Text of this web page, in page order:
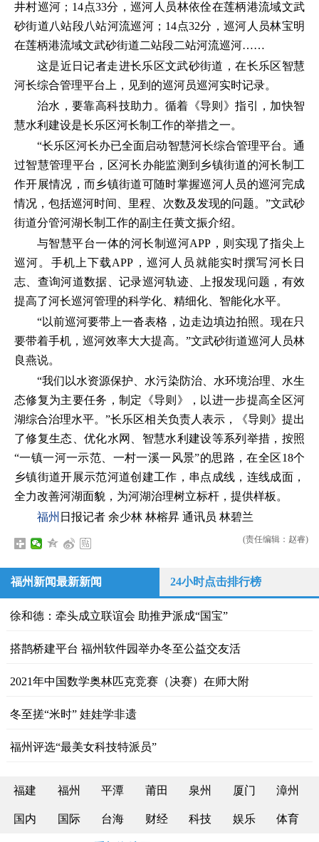
井村巡河；14点33分，巡河人员林依佺在莲柄港流域文武
砂街道八站段八站河流巡河；14点32分，巡河人员林宝明
在莲柄港流域文武砂街道二站段二站河流巡河……
这是近日记者走进长乐区文武砂街道，在长乐区智慧
河长综合管理平台上，见到的巡河员巡河实时记录。
治水，要靠高科技助力。循着《导则》指引，加快智
慧水利建设是长乐区河长制工作的举措之一。
“长乐区河长办已全面启动智慧河长综合管理平台。通
过智慧管理平台，区河长办能监测到乡镇街道的河长制工
作开展情况，而乡镇街道可随时掌握巡河人员的巡河完成
情况，包括巡河时间、里程、次数及发现的问题。”文武砂
街道分管河湖长制工作的副主任黄文振介绍。
与智慧平台一体的河长制巡河APP，则实现了指尖上
巡河。手机上下载APP，巡河人员就能实时撰写河长日
志、查询河道数据、记录巡河轨迹、上报发现问题，有效
提高了河长巡河管理的科学化、精细化、智能化水平。
“以前巡河要带上一沓表格，边走边填边拍照。现在只
要带着手机，巡河效率大大提高。”文武砂街道巡河人员林
良燕说。
“我们以水资源保护、水污染防治、水环境治理、水生
态修复为主要任务，制定《导则》，以进一步提高全区河
湖综合治理水平。”长乐区相关负责人表示，《导则》提出
了修复生态、优化水网、智慧水利建设等系列举措，按照
“一镇一河一示范、一村一溪一风景”的思路，在全区18个
乡镇街道开展示范河道创建工作，串点成线，连线成面，
全力改善河湖面貌，为河湖治理树立标杆，提供样板。
福州 日报记者 余少林 林榕昇 通讯员 林碧兰
(责任编辑：赵睿)
福州新闻最新新闻 24小时点击排行榜
徐和德：牵头成立联谊会 助推尹派成“国宝”
搭鹊桥建平台 福州软件园举办冬至公益交友活
2021年中国数学奥林匹克竞赛（决赛）在师大附
冬至搓“米时” 娃娃学非遗
福州评选“最美女科技特派员”
福建 福州 平潭 莆田 泉州 厦门 漳州
国内 国际 台海 财经 科技 娱乐 体育